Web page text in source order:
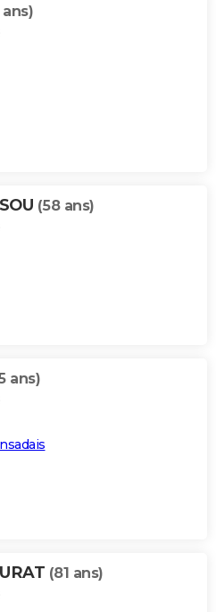
(58 ans)
ans)
(81 ans)